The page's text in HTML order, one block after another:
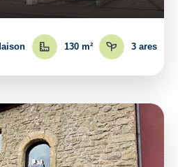
130 m² 3 ares